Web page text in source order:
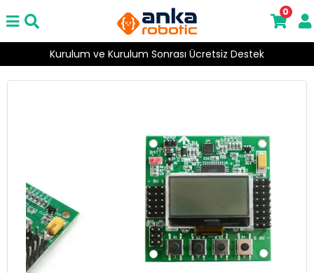
2000 ₺ Üzeri Ücretsiz Kargo
0